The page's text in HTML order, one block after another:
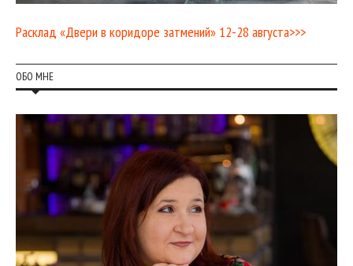
Расклад «Двери в коридоре затмений» 12-28 августа>>>
ОБО МНЕ